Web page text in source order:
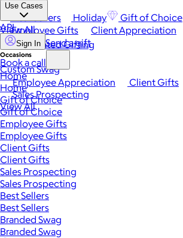
Best Sellers Holiday Gift of Choice
View All
Occasions
Employee Appreciation Client Gifts
Sales Prospecting
View All
Use Cases
Employee Gifts Client Appreciation
Automated Gifting
Custom Swag
API
Sign In Send a gift
Book a call
Home
Home
Gift of Choice
Gift of Choice
Employee Gifts
Employee Gifts
Client Gifts
Client Gifts
Sales Prospecting
Sales Prospecting
Best Sellers
Best Sellers
Branded Swag
Branded Swag